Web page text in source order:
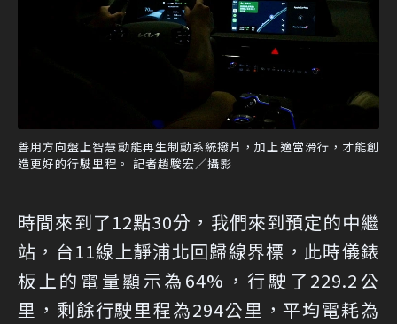
善用方向盤上智慧動能再生制動系統撥片，加上適當滑行，才能創
造更好的行駛里程。 記者趙駿宏／攝影
時間來到了12點30分，我們來到預定的中繼
站，台11線上靜浦北回歸線界標，此時儀錶
板上的電量顯示為64%，行駛了229.2公
里，剩餘行駛里程為294公里，平均電耗為